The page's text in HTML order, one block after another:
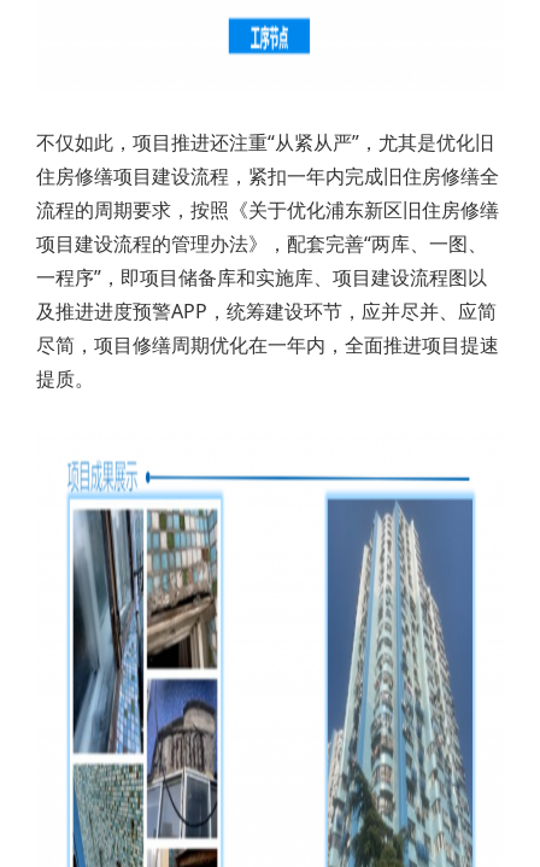
不仅如此，项目推进还注重“从紧从严”，尤其是优化旧
住房修缮项目建设流程，紧扣一年内完成旧住房修缮全
流程的周期要求，按照《关于优化浦东新区旧住房修缮
项目建设流程的管理办法》，配套完善“两库、一图、
一程序”，即项目储备库和实施库、项目建设流程图以
及推进进度预警APP，统筹建设环节，应并尽并、应简
尽简，项目修缮周期优化在一年内，全面推进项目提速
提质。